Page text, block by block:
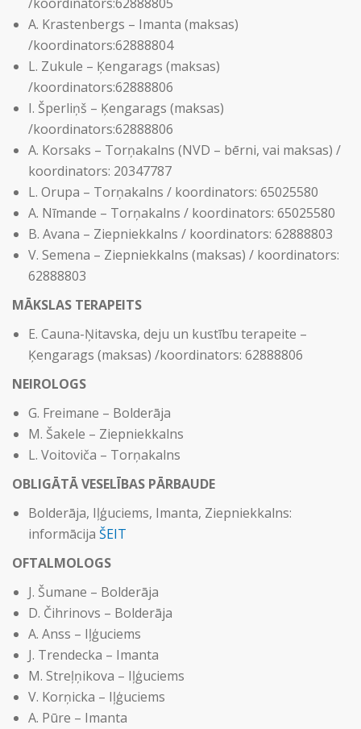
A. Krastenbergs – Imanta (maksas)
/koordinators:62888804
L. Zukule – Ķengarags (maksas)
/koordinators:62888806
I. Šperliņš – Ķengarags (maksas)
/koordinators:62888806
A. Korsaks – Torņakalns (NVD – bērni, vai maksas) /
koordinators: 20347787
L. Orupa – Torņakalns / koordinators: 65025580
A. Nīmande – Torņakalns / koordinators: 65025580
B. Avana – Ziepniekkalns / koordinators: 62888803
V. Semena – Ziepniekkalns (maksas) / koordinators:
62888803
MĀKSLAS TERAPEITS
E. Cauna-Ņitavska, deju un kustību terapeite –
Ķengarags (maksas) /koordinators: 62888806
NEIROLOGS
G. Freimane – Bolderāja
M. Šakele – Ziepniekkalns
L. Voitoviča – Torņakalns
OBLIGĀTĀ VESELĪBAS PĀRBAUDE
Bolderāja, Iļģuciems, Imanta, Ziepniekkalns:
informācija ŠEIT
OFTALMOLOGS
J. Šumane – Bolderāja
D. Čihrinovs – Bolderāja
A. Anss – Iļģuciems
J. Trendecka – Imanta
M. Streļņikova – Iļģuciems
V. Korņicka – Iļģuciems
A. Pūre – Imanta